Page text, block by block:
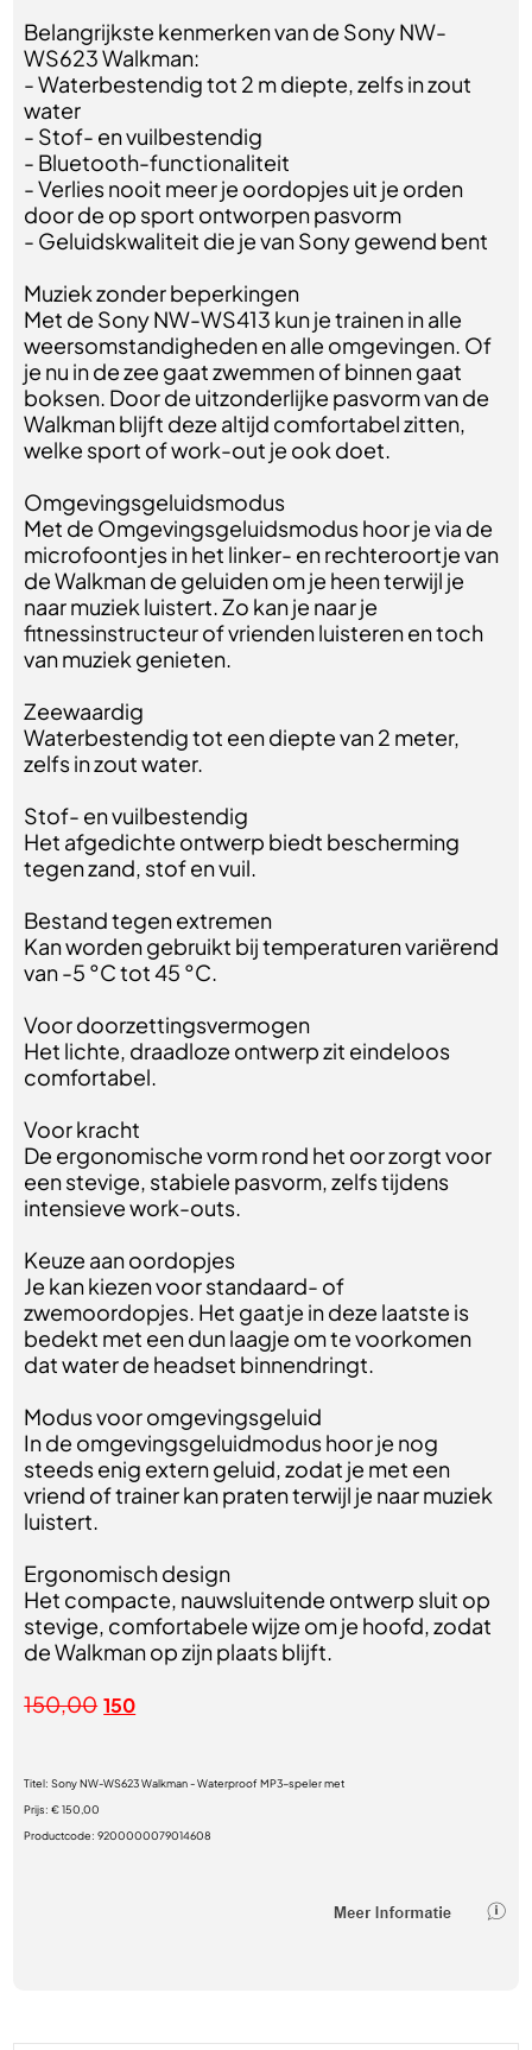
Belangrijkste kenmerken van de Sony NW-
WS623 Walkman:
- Waterbestendig tot 2 m diepte, zelfs in zout
water
- Stof- en vuilbestendig
- Bluetooth-functionaliteit
- Verlies nooit meer je oordopjes uit je orden
door de op sport ontworpen pasvorm
- Geluidskwaliteit die je van Sony gewend bent
Muziek zonder beperkingen
Met de Sony NW-WS413 kun je trainen in alle
weersomstandigheden en alle omgevingen. Of
je nu in de zee gaat zwemmen of binnen gaat
boksen. Door de uitzonderlijke pasvorm van de
Walkman blijft deze altijd comfortabel zitten,
welke sport of work-out je ook doet.
Omgevingsgeluidsmodus
Met de Omgevingsgeluidsmodus hoor je via de
microfoontjes in het linker- en rechteroortje van
de Walkman de geluiden om je heen terwijl je
naar muziek luistert. Zo kan je naar je
fitnessinstructeur of vrienden luisteren en toch
van muziek genieten.
Zeewaardig
Waterbestendig tot een diepte van 2 meter,
zelfs in zout water.
Stof- en vuilbestendig
Het afgedichte ontwerp biedt bescherming
tegen zand, stof en vuil.
Bestand tegen extremen
Kan worden gebruikt bij temperaturen variërend
van -5 °C tot 45 °C.
Voor doorzettingsvermogen
Het lichte, draadloze ontwerp zit eindeloos
comfortabel.
Voor kracht
De ergonomische vorm rond het oor zorgt voor
een stevige, stabiele pasvorm, zelfs tijdens
intensieve work-outs.
Keuze aan oordopjes
Je kan kiezen voor standaard- of
zwemoordopjes. Het gaatje in deze laatste is
bedekt met een dun laagje om te voorkomen
dat water de headset binnendringt.
Modus voor omgevingsgeluid
In de omgevingsgeluidmodus hoor je nog
steeds enig extern geluid, zodat je met een
vriend of trainer kan praten terwijl je naar muziek
luistert.
Ergonomisch design
Het compacte, nauwsluitende ontwerp sluit op
stevige, comfortabele wijze om je hoofd, zodat
de Walkman op zijn plaats blijft.
150,00 150
Titel:Sony NW-WS623 Walkman - Waterproof MP3-speler met
Prijs:€ 150,00
Productcode:9200000079014608